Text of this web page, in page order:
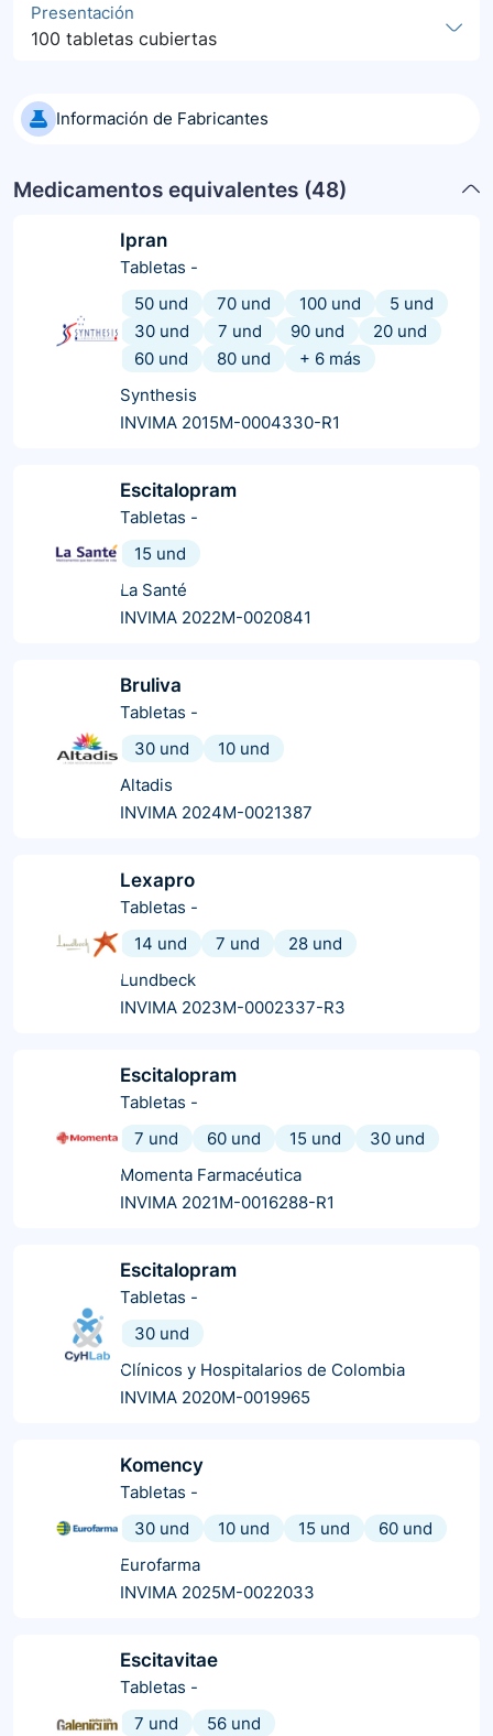
Presentación
100 tabletas cubiertas
Información de Fabricantes
Medicamentos equivalentes (48)
Ipran
Tabletas -
50 und
70 und 100 und
5 und
30 und
7 und 90 und
20 und
60 und
80 und + 6 más
Synthesis
INVIMA 2015M-0004330-R1
Escitalopram
Tabletas -
15 und
La Santé
INVIMA 2022M-0020841
Bruliva
Tabletas -
30 und
10 und
Altadis
INVIMA 2024M-0021387
Lexapro
Tabletas -
14 und
7 und
28 und
Lundbeck
INVIMA 2023M-0002337-R3
Escitalopram
Tabletas -
7 und
60 und 15 und
30 und
Momenta Farmacéutica
INVIMA 2021M-0016288-R1
Escitalopram
Tabletas -
30 und
Clínicos y Hospitalarios de Colombia
INVIMA 2020M-0019965
Komency
Tabletas -
30 und
10 und 15 und
60 und
Eurofarma
INVIMA 2025M-0022033
Escitavitae
Tabletas -
7 und
56 und